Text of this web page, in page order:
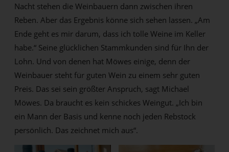
Nacht stehen die Weinbauern dann zwischen ihren
Reben. Aber das Ergebnis könne sich sehen lassen. „Am
Ende geht es mir darum, dass ich tolle Weine im Keller
habe.“ Seine glücklichen Stammkunden sind für Ihn der
Lohn. Und von denen hat Möwes einige, denn der
Weinbauer steht für guten Wein zu einem sehr guten
Preis. Das sei sein größter Anspruch, sagt Michael
Möwes. Da braucht es kein schickes Weingut. „Ich bin
ein Mann der Basis und kenne noch jeden Rebstock
persönlich. Das zeichnet mich aus“.